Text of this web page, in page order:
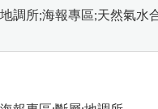
調所;海報專區;天然氣水